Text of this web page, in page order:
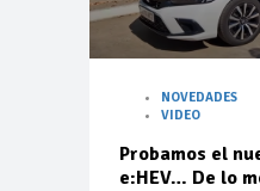
NOVEDADES
VIDEO
Probamos el
e:HEV… De lo